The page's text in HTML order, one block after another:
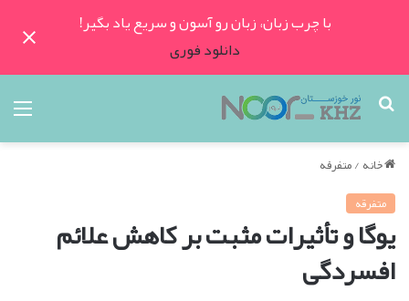
با چرب زبان، زبان رو آسون و سریع یاد بگیر!
دانلود فوری
جستجو
برای
خانه/متفرقه
متفرقه
یوگا و تأثیرات مثبت بر کاهش علائم
افسردگی